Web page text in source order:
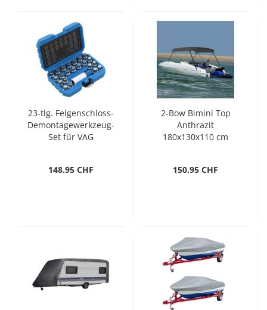
23-tlg. Felgenschloss-
Demontagewerkzeug-
Set für VAG
148.95 CHF
2-Bow Bimini Top
Anthrazit
180x130x110 cm
150.95 CHF